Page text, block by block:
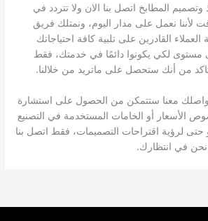
المطابخ اتصل بنا الان ولا تتردد في
لأننا نعمل على مدار اليوم، ونمتلك فريق
القادرين على تلبية كافة احتياجاتك
مستوى لكي يكونوا دائمًا في خدمتك، فقط
من أنك ستحصل على ماتريد من خلالنا.
تواصلك معنا ستتمكن من الحصول على استشارة
الأسعار أو الخامات المستخدمة في التصنيع
لرؤية اقتراحات التصميمات، فقط اتصل بنا
في انتظارك.